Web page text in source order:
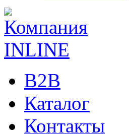
B2B
Каталог
Контакты